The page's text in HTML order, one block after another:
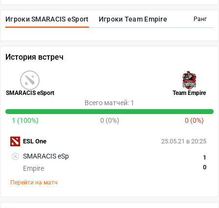
Ранг
Игроки SMARACIS eSport Игроки Team Empire
История встреч
SMARACIS eSport Team Empire
Всего матчей: 1
1 (100%) 0 (0%) 0 (0%)
25.05.21 в 20:25
SMARACIS eSp
Empire
1
0
Перейти на матч
ESL One